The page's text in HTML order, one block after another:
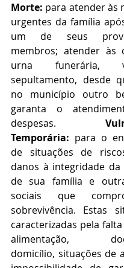
Morte: para atender às
urgentes da família
um de seus
membros; atender às
urna funerária,
sepultamento, desde
no município outro
garanta o
despesas.
Temporária: para o
de situações de
danos à integridade da
de sua família e
sociais que
sobrevivência. Estas
caracterizadas pela
alimentação,
domicílio, situações de